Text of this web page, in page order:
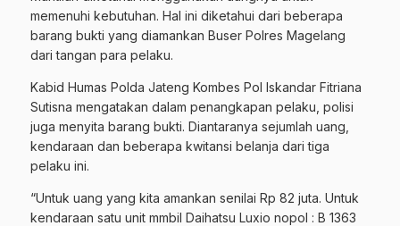
memenuhi kebutuhan. Hal ini diketahui dari beberapa
barang bukti yang diamankan Buser Polres Magelang
dari tangan para pelaku.
Kabid Humas Polda Jateng Kombes Pol Iskandar Fitriana
Sutisna mengatakan dalam penangkapan pelaku, polisi
juga menyita barang bukti. Diantaranya sejumlah uang,
kendaraan dan beberapa kwitansi belanja dari tiga
pelaku ini.
“Untuk uang yang kita amankan senilai Rp 82 juta. Untuk
kendaraan satu unit mmbil Daihatsu Luxio nopol : B 1363